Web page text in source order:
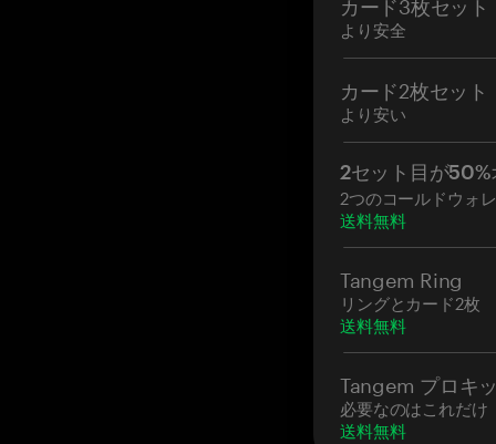
届きます
有効化から14日
より安全
カード2枚セット
より安い
2セット目が50%
2つのコールドウォ
送料無料
Tangem Ring
リングとカード2枚
送料無料
Tangem プロキ
必要なのはこれだけ
送料無料